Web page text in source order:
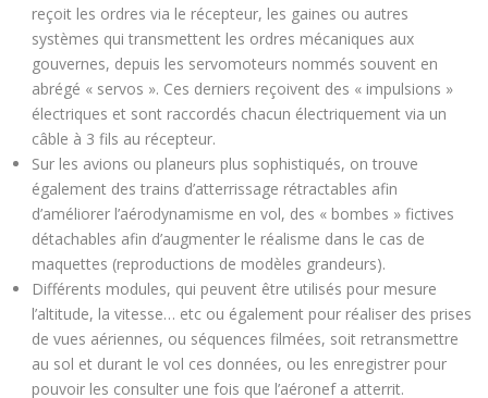
reçoit les ordres via le récepteur, les gaines ou autres
systèmes qui transmettent les ordres mécaniques aux
gouvernes, depuis les servomoteurs nommés souvent en
abrégé « servos ». Ces derniers reçoivent des « impulsions »
électriques et sont raccordés chacun électriquement via un
câble à 3 fils au récepteur.
Sur les avions ou planeurs plus sophistiqués, on trouve
également des trains d’atterrissage rétractables afin
d’améliorer l’aérodynamisme en vol, des « bombes » fictives
détachables afin d’augmenter le réalisme dans le cas de
maquettes (reproductions de modèles grandeurs).
Différents modules, qui peuvent être utilisés pour mesure
l’altitude, la vitesse… etc ou également pour réaliser des prises
de vues aériennes, ou séquences filmées, soit retransmettre
au sol et durant le vol ces données, ou les enregistrer pour
pouvoir les consulter une fois que l’aéronef a atterrit.